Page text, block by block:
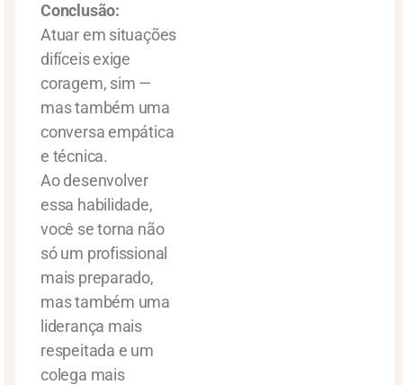
Conclusão:
Atuar em situações
difíceis exige
coragem, sim —
mas também uma
conversa empática
e técnica.
Ao desenvolver
essa habilidade,
você se torna não
só um profissional
mais preparado,
mas também uma
liderança mais
respeitada e um
colega mais